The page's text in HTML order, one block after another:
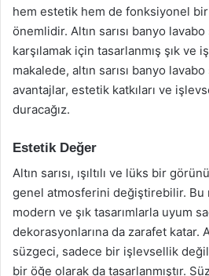
hem estetik hem de fonksiyonel bir
önemlidir. Altın sarısı banyo
karşılamak için tasarlanmış şık ve
makalede, altın sarısı banyo
avantajlar, estetik katkıları ve
duracağız.
Estetik Değer
Altın sarısı, ışıltılı ve lüks bir
genel atmosferini değiştirebilir. Bu
modern ve şık tasarımlarla uyum
dekorasyonlarına da zarafet katar.
süzgeci, sadece bir işlevsellik
bir öğe olarak da tasarlanmıştır.